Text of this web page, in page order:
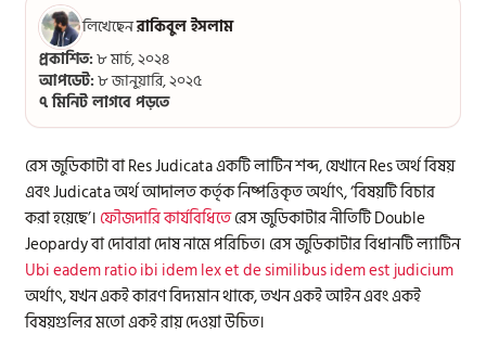
লিখেছেনরাকিবুল ইসলাম
প্রকাশিত:৮ মার্চ, ২০২৪
আপডেট:৮ জানুয়ারি, ২০২৫
৭ মিনিট লাগবে পড়তে
রেস জুডিকাটা বা Res Judicata একটি লাটিন শব্দ, যেখানে Res অর্থ বিষয়
এবং Judicata অর্থ আদালত কর্তৃক নিষ্পত্তিকৃত অর্থাৎ, ‘বিষয়টি বিচার
করা হয়েছে’। ফৌজদারি কার্যবিধিতেরেস জুডিকাটার নীতিটি Double
Jeopardy বা দোবারা দোষ নামে পরিচিত। রেস জুডিকাটার বিধানটি ল্যাটিন
Ubi eadem ratio ibi idem lex et de similibus idem est judicium
অর্থাৎ, যখন একই কারণ বিদ্যমান থাকে, তখন একই আইন এবং একই
বিষয়গুলির মতো একই রায় দেওয়া উচিত।